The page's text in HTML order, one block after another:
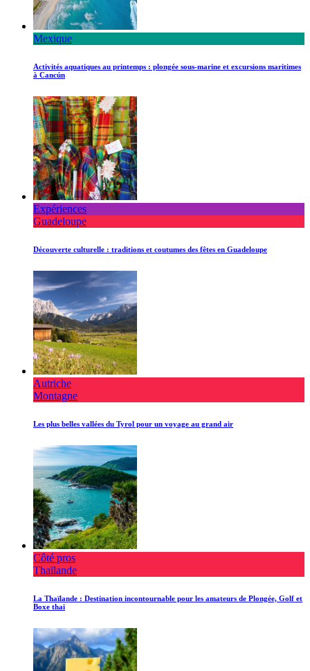
Mexique
Activités aquatiques au printemps : plongée sous-marine et excursions maritimes
à Cancún
Expériences
Guadeloupe
Découverte culturelle : traditions et coutumes des fêtes en Guadeloupe
Autriche
Montagne
Les plus belles vallées du Tyrol pour un voyage au grand air
Côté pros
Thaïlande
La Thaïlande : Destination incontournable pour les amateurs de Plongée, Golf et
Boxe thaï